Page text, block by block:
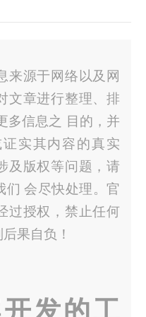
来源于网络以及网
文章进行整理、排
多信息之 目的，并
实其内容的真实
及版权等问题，请
们 会尽快处理。官
过授权，禁止任何
果自负！
发的工